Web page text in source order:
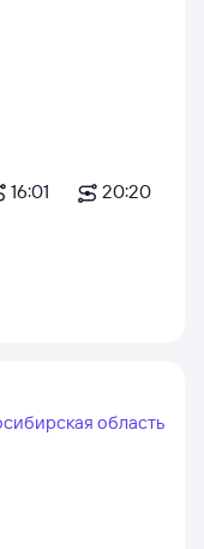
16:01
20:20
область